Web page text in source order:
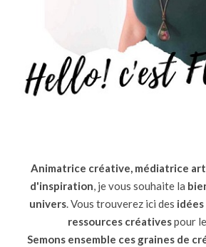
Animatrice créative, médiatrice
d'inspiration, je vous souhaite la
univers. Vous trouverez ici des
ressources créativespour
Semons ensemble ces graines de